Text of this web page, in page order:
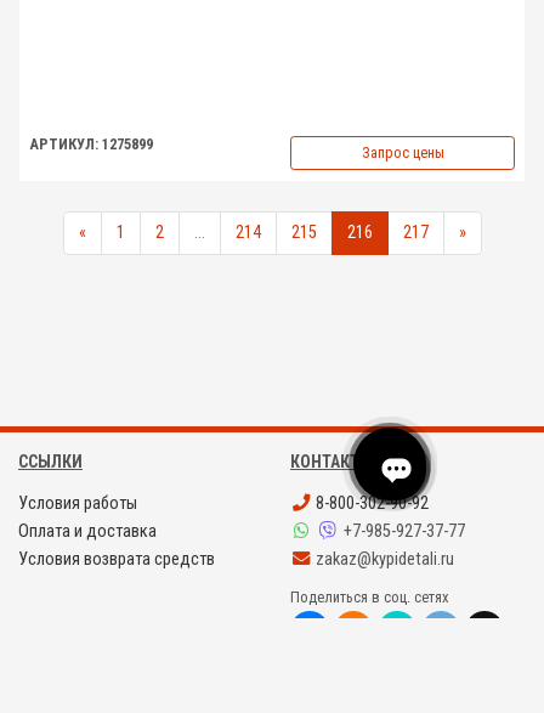
АРТИКУЛ: 1275899 Запрос цены
« 1 2 ... 214 215 216 217 »
ССЫЛКИ
Условия работы
Оплата и доставка
Условия возврата средств
КОНТАКТЫ
8-800-302-90-92
+7-985-927-37-77
zakaz@kypidetali.ru
Поделиться в соц. сетях